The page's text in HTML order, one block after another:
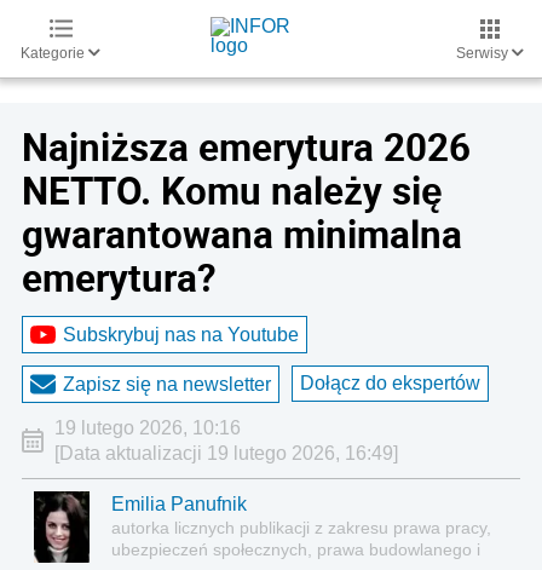
Kategorie Serwisy
Najniższa emerytura 2026
NETTO. Komu należy się
gwarantowana minimalna
emerytura?
Subskrybuj nas na Youtube
Zapisz się na newsletter Dołącz do ekspertów
19 lutego 2026, 10:16
[Data aktualizacji 19 lutego 2026, 16:49]
Emilia Panufnik
autorka licznych publikacji z zakresu prawa pracy,
ubezpieczeń społecznych, prawa budowlanego i